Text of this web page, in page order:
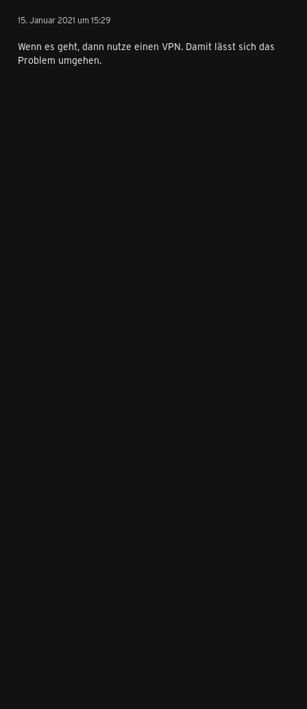
15. Januar 2021 um 15:29
Wenn es geht, dann nutze einen VPN. Damit lässt sich das
Problem umgehen.